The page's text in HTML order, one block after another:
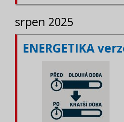
srpen 2025
ENERGETIKA